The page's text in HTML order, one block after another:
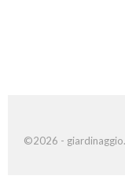
©2026 -